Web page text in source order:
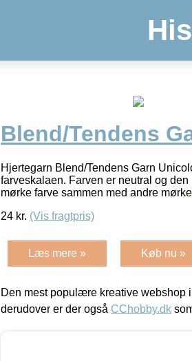
Blend/Tendens
Hjertegarn Blend/Tendens Garn
farveskalaen. Farven er neutral og
mørke farve sammen med andre mørke
24 kr. (Vis fragtpris)
Læs mere » Køb nu »
Den mest populære kreative webshop
derudover er der også CChobby.dk